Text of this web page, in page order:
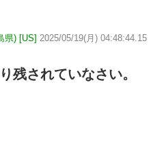
県) [US] 2025/05/19(月) 04:48:44.15
残されていなさい。